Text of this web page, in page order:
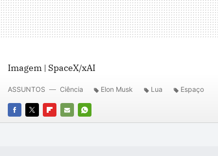
Imagem | SpaceX/xAI
FACEBOOK
TWITTERFLIPBOARD
E-
WHATSAPP
ASSUNTOS Ciência Elon Musk Lua Espaço